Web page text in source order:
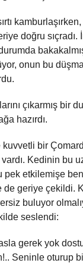
doğru
onun bu
çıkarmış bir
hazırdı.
kuvvetli bir
vardı. Kedinin bu
pek etkilemişe
de geriye çekildi.
buluyor
seslendi:
gerek yok
Seninle oturup